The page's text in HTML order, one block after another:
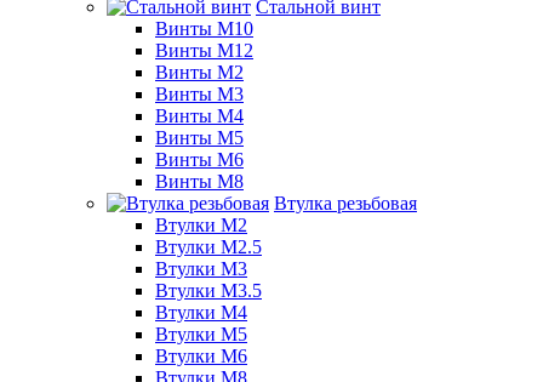
Стальной винт
Винты М10
Винты М12
Винты М2
Винты М3
Винты М4
Винты М5
Винты М6
Винты М8
Втулка резьбовая
Втулки М2
Втулки М2.5
Втулки М3
Втулки М3.5
Втулки М4
Втулки М5
Втулки М6
Втулки М8